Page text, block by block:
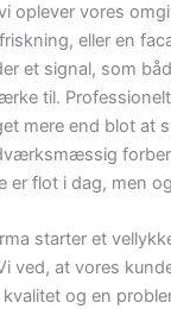
oplever vores
eller en
et signal, som
til.
mere end blot at
er flot i dag, men
starter et
ved, at vores
og en